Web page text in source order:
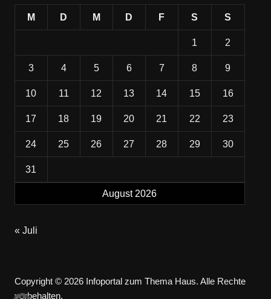
August 2026
M D M D F S S
1 2
3 4 5 6 7 8 9
10 11 12 13 14 15 16
17 18 19 20 21 22 23
24 25 26 27 28 29 30
31
« Juli
Copyright © 2026 Infoportal zum Thema Haus. Alle Rechte
vorbehalten.